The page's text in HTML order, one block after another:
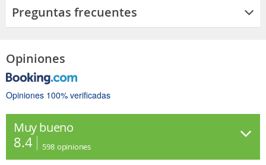
Preguntas frecuentes
Opiniones
Opiniones 100% verificadas
Muy bueno
8.4 598 opiniones